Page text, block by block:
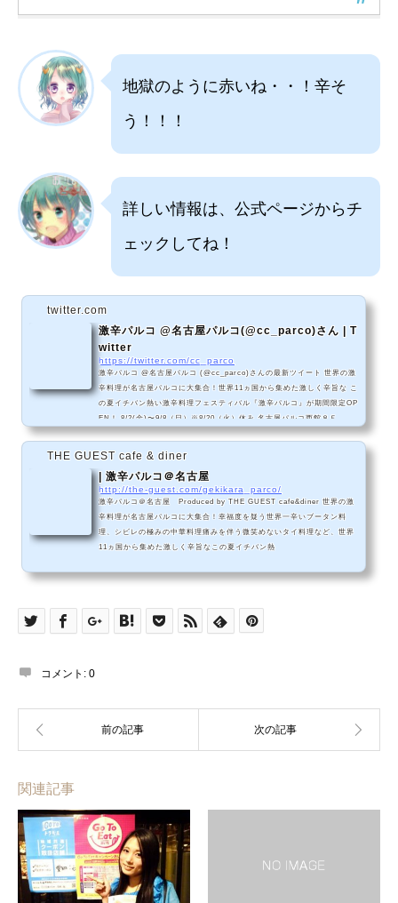
地獄のように赤いね・・！辛そ
う！！！
詳しい情報は、公式ページからチ
ェックしてね！
twitter.com
激辛パルコ @名古屋パルコ(@cc_parco)さん | T
witter
https://twitter.com/cc_parco
激辛パルコ @名古屋パルコ (@cc_parco)さんの最新ツイート 世界の激
辛料理が名古屋パルコに大集合！世界11ヵ国から集めた激しく辛旨な こ
の夏イチバン熱い激辛料理フェスティバル『激辛パルコ』が期間限定OP
EN！ 8/2(金)〜9/8（日）※8/20（火）休み 名古屋パルコ西館８Ｆ
THE GUEST cafe & diner
| 激辛パルコ＠名古屋
http://the-guest.com/gekikara_parco/
激辛パルコ＠名古屋 Produced by THE GUEST cafe&diner 世界の激
辛料理が名古屋パルコに大集合！幸福度を疑う世界一辛いブータン料
理、シビレの極みの中華料理痛みを伴う微笑めないタイ料理など、世界
11ヵ国から集めた激しく辛旨なこの夏イチバン熱
コメント: 0
関連記事